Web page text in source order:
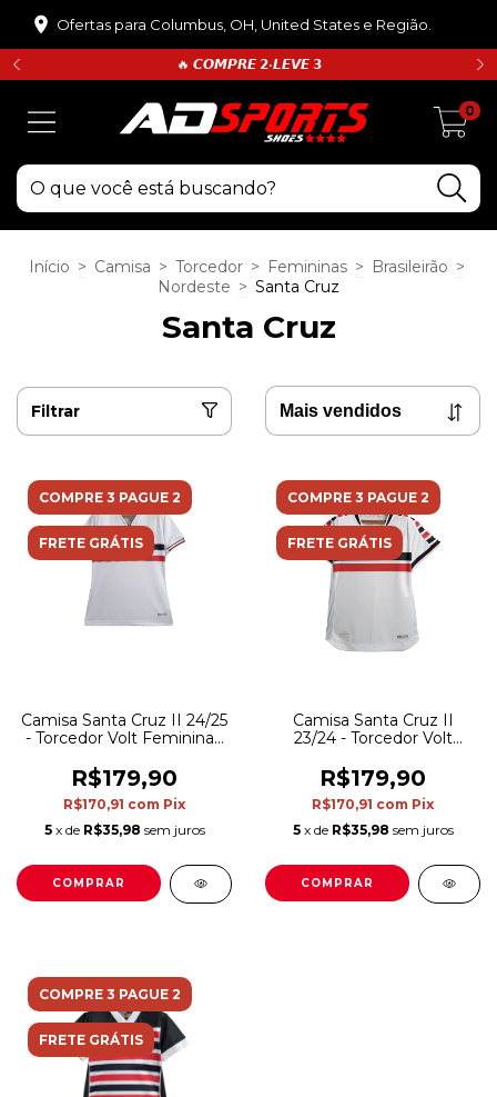
Ofertas para Columbus, OH, United States e Região.
🔥 𝘾𝙊𝙈𝙋𝙍𝙀 𝟮•𝙇𝙀𝙑𝙀 𝟯
0
Início > Camisa > Torcedor > Femininas > Brasileirão >
Nordeste > Santa Cruz
Santa Cruz
Filtrar
COMPRE 3 PAGUE 2
FRETE GRÁTIS
Camisa Santa Cruz II 24/25
- Torcedor Volt Feminina -
preto e vermelho
R$179,90
R$170,91 com Pix
5 x de R$35,98 sem juros
COMPRAR
COMPRE 3 PAGUE 2
FRETE GRÁTIS
Camisa Santa Cruz II
23/24 - Torcedor Volt
detalhes em preto
vermelho
R$179,90
R$170,91 com Pix
5 x de R$35,98 sem juros
COMPRAR
COMPRE 3 PAGUE 2
FRETE GRÁTIS